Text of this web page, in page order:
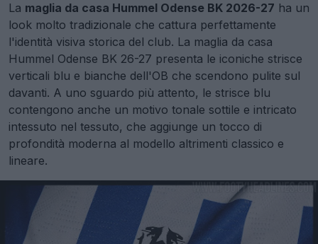
La maglia da casa Hummel Odense BK 2026-27 ha un
look molto tradizionale che cattura perfettamente
l'identità visiva storica del club. La maglia da casa
Hummel Odense BK 26-27 presenta le iconiche strisce
verticali blu e bianche dell'OB che scendono pulite sul
davanti. A uno sguardo più attento, le strisce blu
contengono anche un motivo tonale sottile e intricato
intessuto nel tessuto, che aggiunge un tocco di
profondità moderna al modello altrimenti classico e
lineare.